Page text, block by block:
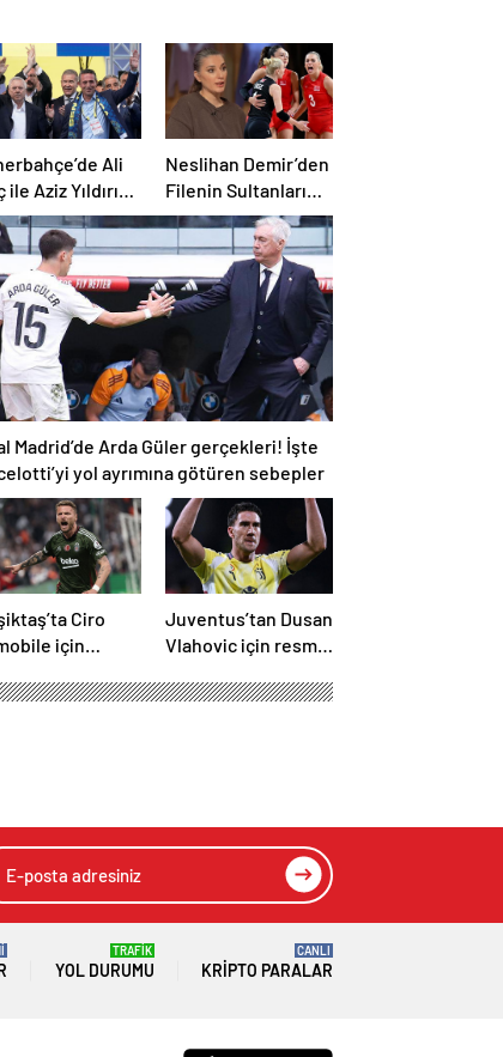
Ali
ile Aziz Yıldırım
geliyor!
imza
ortaya çıktı
Neslihan Demir’den
Filenin Sultanları
için iddialı açıklama!
Madrid’de Arda Güler gerçekleri! İşte
yol ayrımına götüren sebepler
Ciro
için
Juventus’tan Dusan
Vlahovic için resmi
Fenerbahçe yanıtı
Kane’i